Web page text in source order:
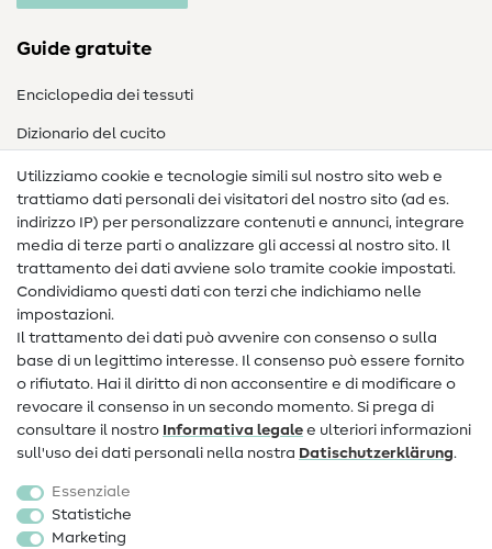
Guide gratuite
Enciclopedia dei tessuti
Dizionario del cucito
Nähanleitungen
Assistenza e contatto
Contatto
Informazioni sul nuovo proprietario
FAQ
Diritto di recesso
Popolare
Accessori cucito
Utilizziamo cookie e tecnologie simili sul nostro sito web e
trattiamo dati personali dei visitatori del nostro sito (ad es.
indirizzo IP) per personalizzare contenuti e annunci, integrare
media di terze parti o analizzare gli accessi al nostro sito. Il
trattamento dei dati avviene solo tramite cookie impostati.
Condividiamo questi dati con terzi che indichiamo nelle
impostazioni.
Il trattamento dei dati può avvenire con consenso o sulla
base di un legittimo interesse. Il consenso può essere fornito
o rifiutato. Hai il diritto di non acconsentire e di modificare o
revocare il consenso in un secondo momento. Si prega di
consultare il nostro Informativa legale e ulteriori informazioni
sull'uso dei dati personali nella nostra Dati­schutz­erklärung.
Essenziale
Statistiche
Marketing